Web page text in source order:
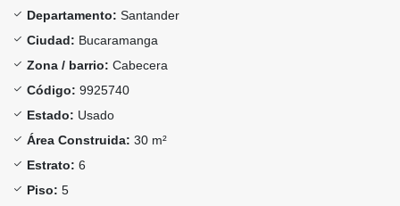
Departamento: Santander
Ciudad: Bucaramanga
Zona / barrio: Cabecera
Código: 9925740
Estado: Usado
Área Construida: 30 m²
Estrato: 6
Piso: 5